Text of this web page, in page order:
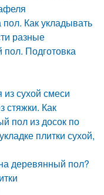
Как укладывать
разные
пол. Подготовка
из сухой смеси
стяжки. Как
пол из досок по
плитки сухой,
деревянный пол?